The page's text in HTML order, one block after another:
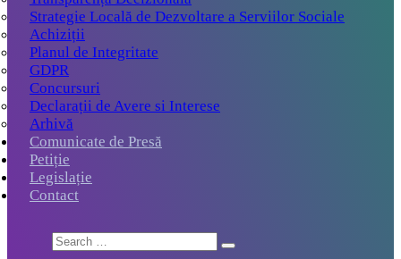
Strategie Locală de Dezvoltare a Serviilor Sociale
Achiziții
Planul de Integritate
GDPR
Concursuri
Declarații de Avere si Interese
Arhivă
Comunicate de Presă
Petiție
Legislație
Contact